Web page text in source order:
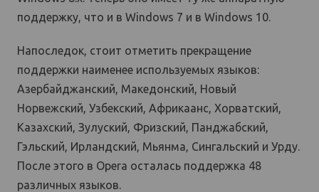
поддержку, что и в Windows 7 и в Windows 10.
Напоследок, стоит отметить прекращение
поддержки наименее используемых языков:
Азербайджанский, Македонский, Новый
Норвежский, Узбекский, Африкаанс, Хорватский,
Казахский, Зулуский, Фризский, Панджабский,
Гэльский, Ирландский, Мьянма, Сингальский и Урду.
После этого в Opera осталась поддержка 48
различных языков.